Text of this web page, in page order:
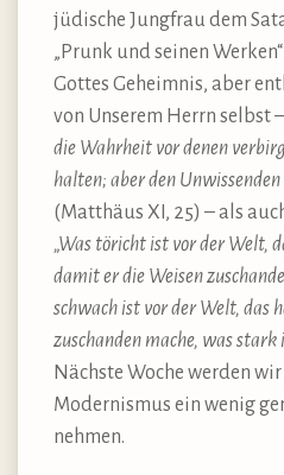
jüdische Jungfrau dem
„Prunk und seinen
Gottes Geheimnis, aber
von Unserem Herrn selbst –
die Wahrheit vor denen
halten; aber den
(Matthäus XI, 25) – als
„Was töricht ist vor der Welt,
damit er die Weisen
schwach ist vor der Welt,
zuschanden mache, was stark
Nächste Woche werden
Modernismus ein wenig
nehmen.